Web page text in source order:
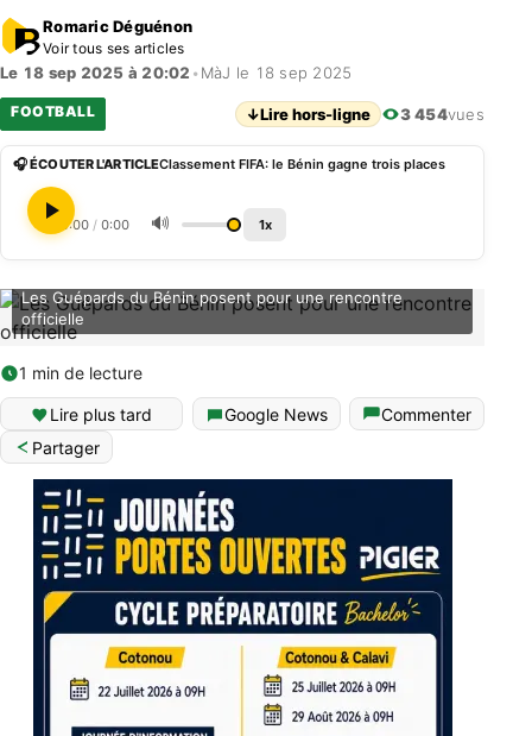
Romaric Déguénon
Voir tous ses articles
Le 18 sep 2025 à 20:02 • MàJ le 18 sep 2025
FOOTBALL ↓Lire hors-ligne 3 454vues
🎧 ÉCOUTER L'ARTICLEClassement FIFA: le Bénin gagne trois places
0:00 / 0:00 🔊 1x
Les Guépards du Bénin posent pour une rencontre
officielle
1 min de lecture
Lire plus tard Google News
Commenter
Partager